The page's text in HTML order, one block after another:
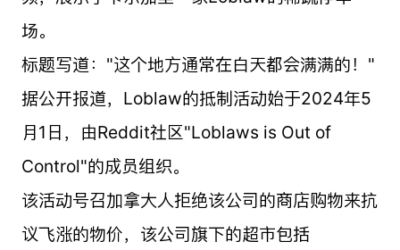
场。
标题写道："这个地方通常在白天都会满满的！"
据公开报道，Loblaw的抵制活动始于2024年5
月1日，由Reddit社区"Loblaws is Out of
Control"的成员组织。
该活动号召加拿大人拒绝该公司的商店购物来抗
议飞涨的物价，该公司旗下的超市包括